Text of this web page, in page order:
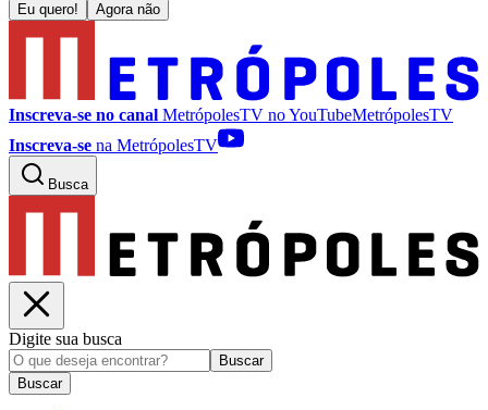
Eu quero! Agora não
Inscreva-se no canal MetrópolesTV noYouTubeMetrópolesTV
Inscreva-se na MetrópolesTV
Busca
Digite sua busca
Buscar
Buscar